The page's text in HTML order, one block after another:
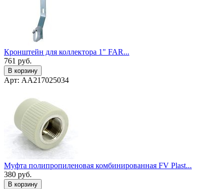
Кронштейн для коллектора 1" FAR...
761 руб.
В корзину
Арт: AA217025034
Муфта полипропиленовая комбинированная FV Plast...
380 руб.
В корзину